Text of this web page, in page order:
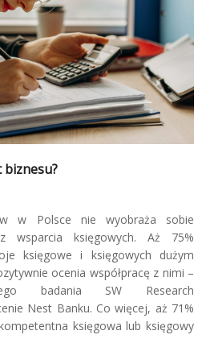
w Polsce nie wyobraża sobie
wsparcia księgowych. Aż 75%
księgowe i księgowych dużym
ocenia współpracę z nimi –
badania SW Research
Nest Banku. Co więcej, aż 71%
księgowa lub księgowy